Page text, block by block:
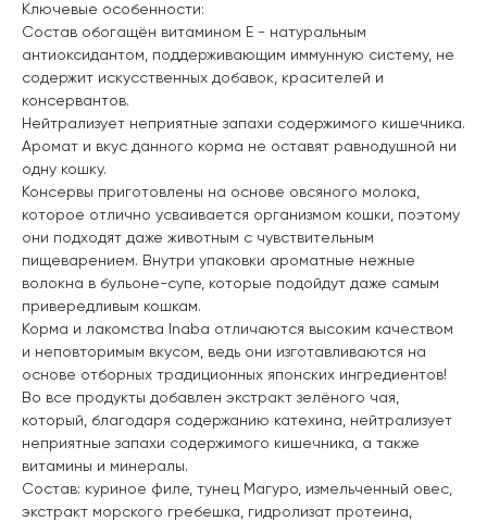
Ключевые особенности:
Состав обогащён витамином Е - натуральным
антиоксидантом, поддерживающим иммунную систему, не
содержит искусственных добавок, красителей и
консервантов.
Нейтрализует неприятные запахи содержимого кишечника.
Аромат и вкус данного корма не оставят равнодушной ни
одну кошку.
Консервы приготовлены на основе овсяного молока,
которое отлично усваивается организмом кошки, поэтому
они подходят даже животным с чувствительным
пищеварением. Внутри упаковки ароматные нежные
волокна в бульоне-супе, которые подойдут даже самым
привередливым кошкам.
Корма и лакомства Inaba отличаются высоким качеством
и неповторимым вкусом, ведь они изготавливаются на
основе отборных традиционных японских ингредиентов!
Во все продукты добавлен экстракт зелёного чая,
который, благодаря содержанию катехина, нейтрализует
неприятные запахи содержимого кишечника, а также
витамины и минералы.
Состав: куриное филе, тунец Магуро, измельченный овес,
экстракт морского гребешка, гидролизат протеина,